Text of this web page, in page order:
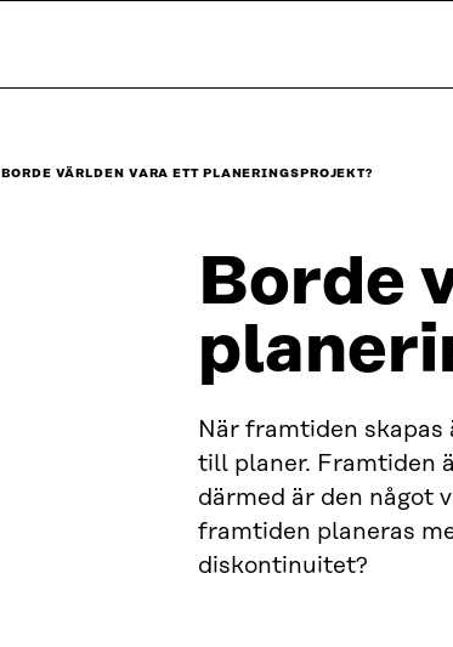
BORDE VÄRLDEN VARA ETT PLANERINGSPROJEKT?
Borde
När framtiden
till planer. Framtiden
därmed är den något
framtiden planeras
diskontinuitet?